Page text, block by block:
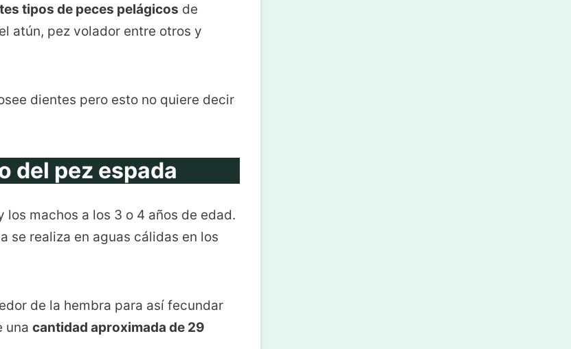
tipos de peces pelágicos de
atún, pez volador entre otros y
dientes pero esto no quiere decir
del pez espada
machos a los 3 o 4 años de edad.
se realiza en aguas cálidas en los
de la hembra para así fecundar
una cantidad aproximada de 29